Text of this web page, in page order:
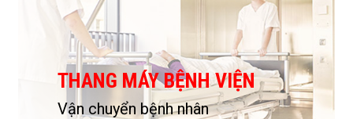
THANG MÁY BỆNH VIỆN
Vận chuyển bệnh nhân